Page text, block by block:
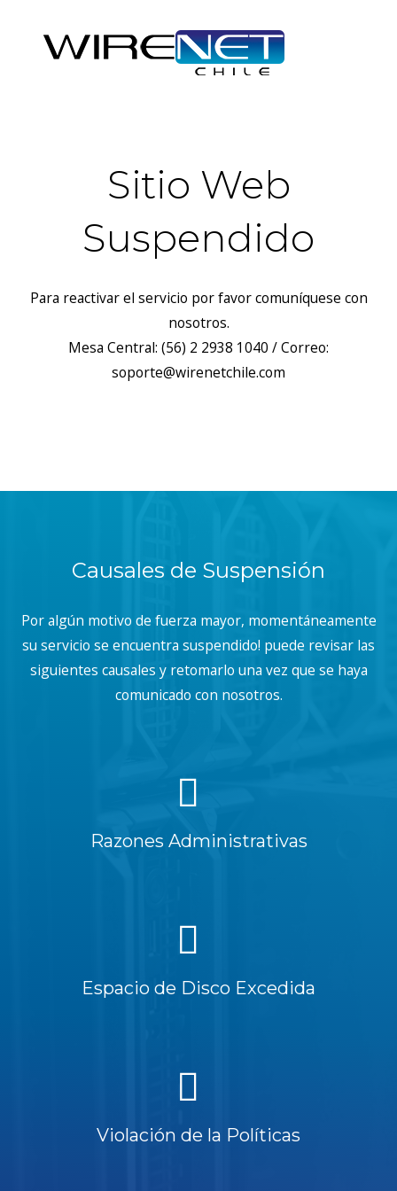
Sitio Web
Suspendido
Para reactivar el servicio por favor comuníquese con
nosotros.
Mesa Central: (56) 2 2938 1040 / Correo:
soporte@wirenetchile.com
Causales de Suspensión
Por algún motivo de fuerza mayor, momentáneamente
su servicio se encuentra suspendido! puede revisar las
siguientes causales y retomarlo una vez que se haya
comunicado con nosotros.
Razones Administrativas
Espacio de Disco Excedida
Violación de la Políticas